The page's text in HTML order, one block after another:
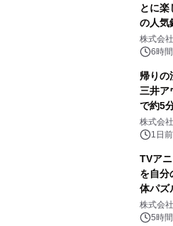
とに
の人気
ラボ
ボグッ
株式会
6時
帰りの
三井ア
で約5
メニュ
株式会
1日前
TVア
を自分
体パズ
ギミッ
ルが8
株式会
5時